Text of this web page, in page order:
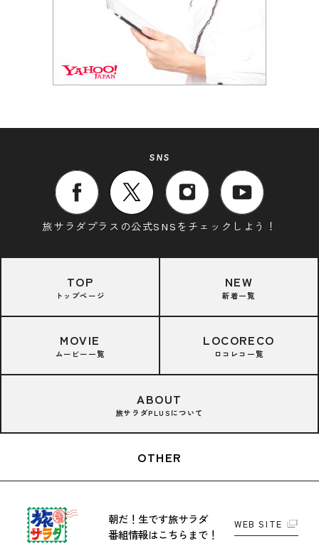
SNS
旅サラダプラスの公式SNSをチェックしよう！
TOP
トップページ
NEW
新着一覧
MOVIE
ムービー一覧
LOCORECO
ロコレコ一覧
ABOUT
旅サラダPLUSについて
OTHER
朝だ！生です旅サラダ
番組情報はこちらまで！
WEB SITE